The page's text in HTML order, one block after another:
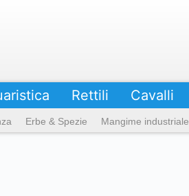
Erbe & Spezie Mangime industriale
Rettili Cavalli